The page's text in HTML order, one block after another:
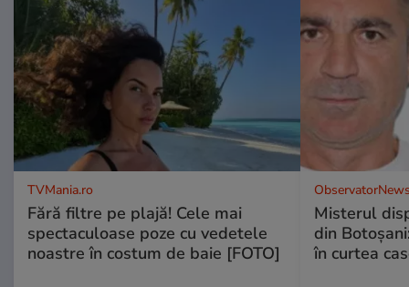
TVMania.ro
Fără filtre pe plajă! Cele mai
spectaculoase poze cu vedetele
noastre în costum de baie [FOTO]
Misterul
din
în curtea